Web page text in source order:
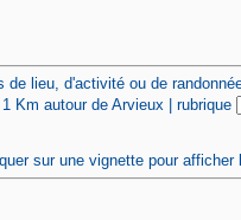
de lieu, d'activité ou de
Km autour de Arvieux | rubrique
sur une vignette pour